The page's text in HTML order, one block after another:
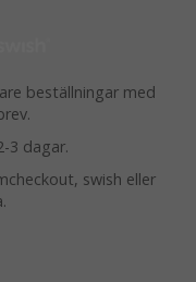
beställningar med
3 dagar.
swish eller